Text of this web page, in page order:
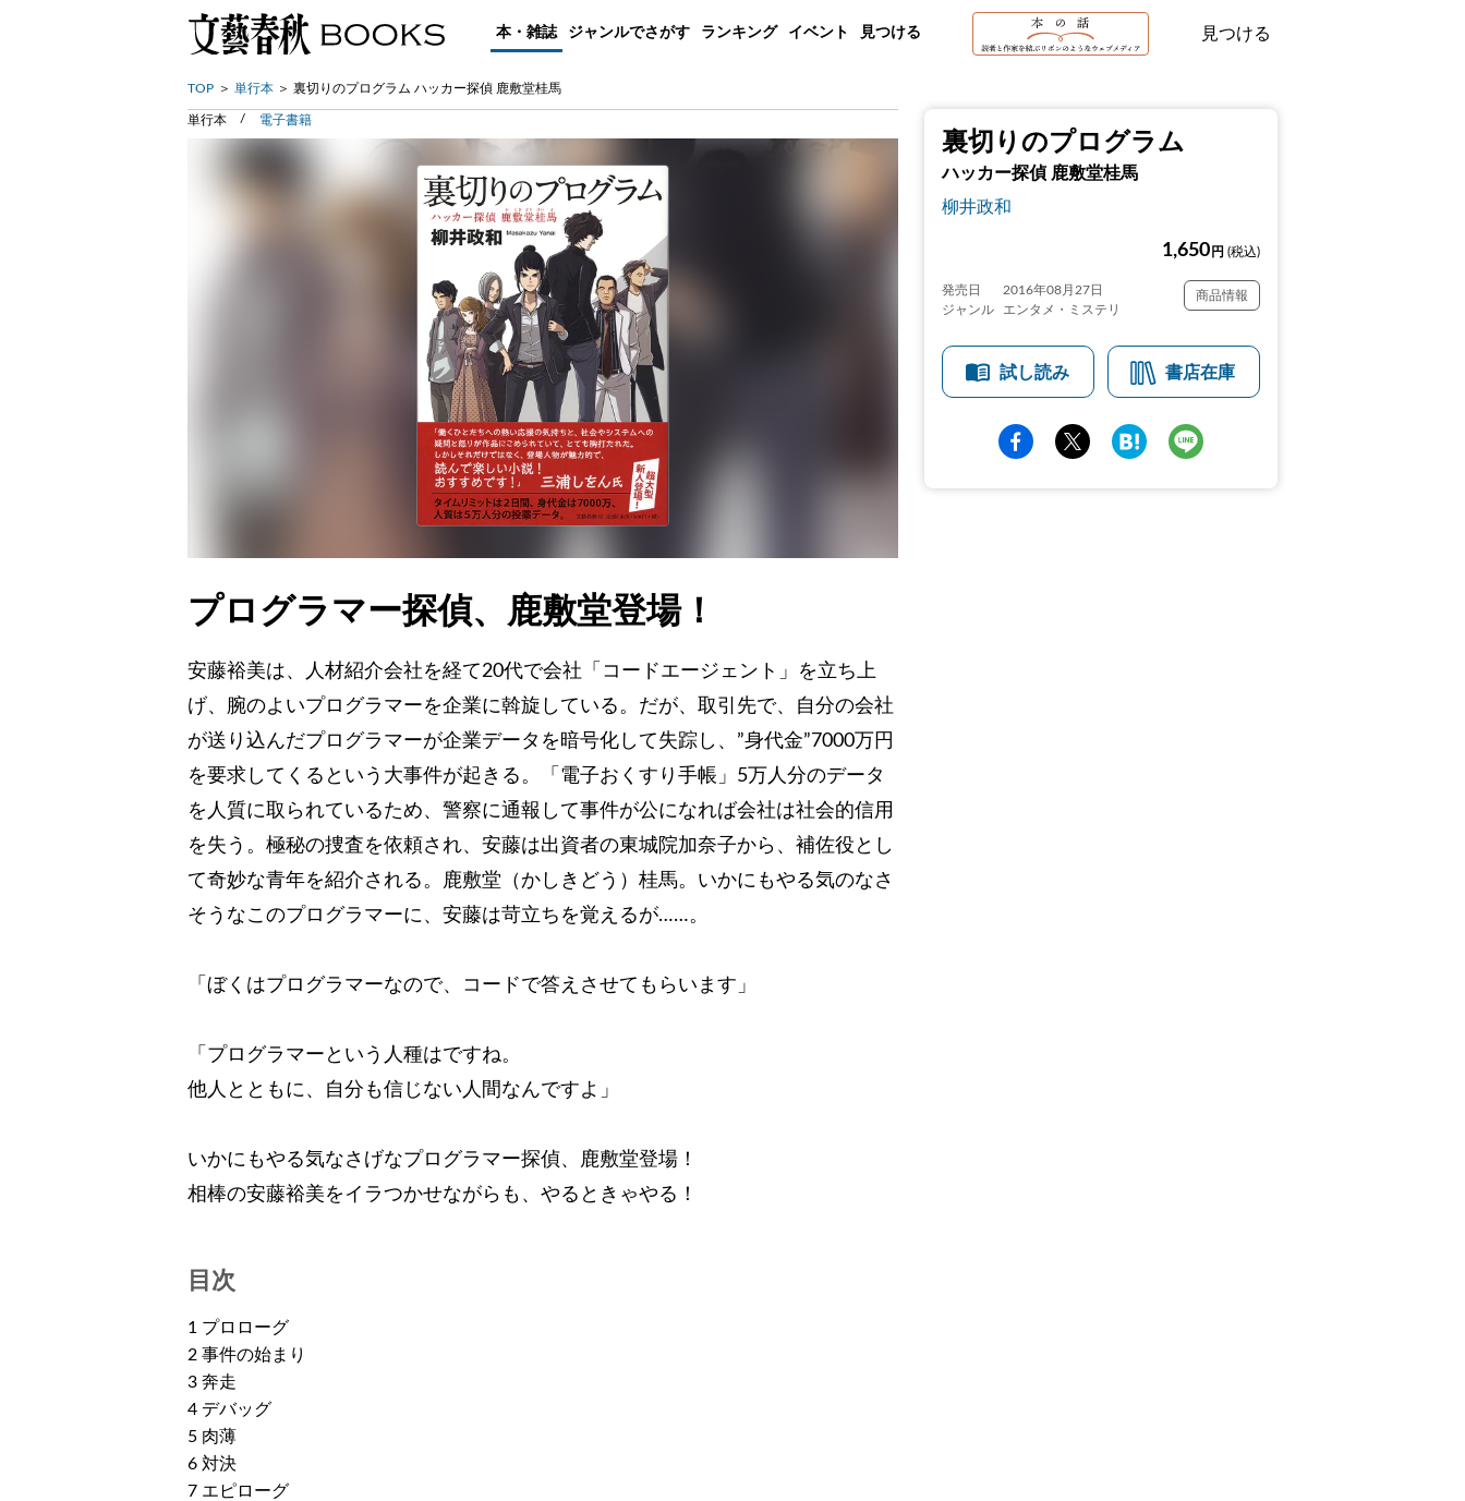
本・雑誌 ジャンルでさがす ランキング イベント 見つける 見つける
TOP 単行本 裏切りのプログラム ハッカー探偵 鹿敷堂桂馬
裏切りのプログラム
ハッカー探偵 鹿敷堂桂馬
柳井政和
1,650 円 (税込)
発売日
2016年08月27日
ジャンル
エンタメ・ミステリ
商品情報
試し読み 書店在庫
単行本 電子書籍
プログラマー探偵、鹿敷堂登場！
安藤裕美は、人材紹介会社を経て20代で会社「コードエージェント」を立ち上
げ、腕のよいプログラマーを企業に斡旋している。だが、取引先で、自分の会社
が送り込んだプログラマーが企業データを暗号化して失踪し、”身代金”7000万円
を要求してくるという大事件が起きる。「電子おくすり手帳」5万人分のデータ
を人質に取られているため、警察に通報して事件が公になれば会社は社会的信用
を失う。極秘の捜査を依頼され、安藤は出資者の東城院加奈子から、補佐役とし
て奇妙な青年を紹介される。鹿敷堂（かしきどう）桂馬。いかにもやる気のなさ
そうなこのプログラマーに、安藤は苛立ちを覚えるが……。
「ぼくはプログラマーなので、コードで答えさせてもらいます」
「プログラマーという人種はですね。
他人とともに、自分も信じない人間なんですよ」
いかにもやる気なさげなプログラマー探偵、鹿敷堂登場！
相棒の安藤裕美をイラつかせながらも、やるときゃやる！
目次
1 プロローグ
2 事件の始まり
3 奔走
4 デバッグ
5 肉薄
6 対決
7 エピローグ